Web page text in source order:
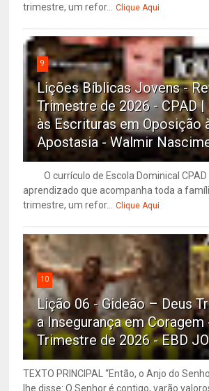
trimestre, um refor... Clique Aqui
9
Lições Bíblicas Jovens -
Trimestre de 2026 - CPAD
às Escrituras em Oposição
Apostasia - Walmir
O currículo de Escola Dominical CPAD
aprendizado que acompanha toda a
trimestre, um refor... Clique Aqui
10
Lição 06 - Gideão – Deus
a Insegurança em Coragem
Trimestre de 2026 - EBD
TEXTO PRINCIPAL “Então, o Anjo do
lhe disse: O Senhor é contigo, varão